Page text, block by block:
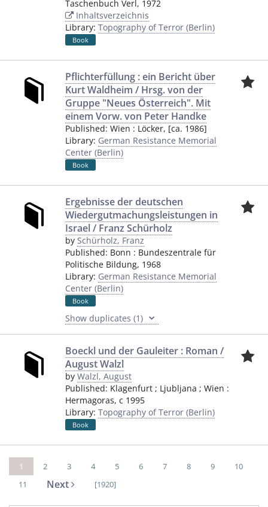
Taschenbuch Verl , 1972
Inhaltsverzeichnis
Library: Topography of Terror (Berlin)
Book
Pflichterfüllung : ein Bericht über
Kurt Waldheim / Hrsg. von der
Gruppe "Neues Österreich". Mit
einem Vorw. von Peter Handke
Published: Wien : Löcker, [ca. 1986]
Library: German Resistance Memorial
Center (Berlin)
Book
Ergebnisse der deutschen
Wiedergutmachungsleistungen in
Israel / Franz Schürholz
by Schürholz, Franz
Published: Bonn : Bundeszentrale für
Politische Bildung, 1968
Library: German Resistance Memorial
Center (Berlin)
Book
Show duplicates (1)
Boeckl und der Gauleiter : Roman /
August Walzl
by Walzl, August
Published: Klagenfurt ; Ljubljana ; Wien :
Hermagoras, c 1995
Library: Topography of Terror (Berlin)
Book
1 2 3 4 5 6 7 8 9
10
11
Next [1920]